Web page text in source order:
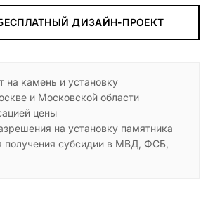
ДИЗАЙН-ПРОЕКТ
на камень и установку
и Московской области
цены
на установку памятника
получения субсидии в МВД, ФСБ,